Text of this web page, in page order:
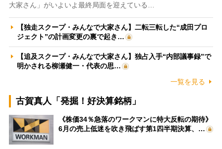
大家さん」がいよいよ最終局面を迎えている…
【独走スクープ・みんなで大家さん】二転三転した“成田プロ
ジェクト”の計画変更の裏で起き…
【追及スクープ・みんなで大家さん】独占入手“内部議事録”で
明かされる柳瀬健一・代表の思…
一覧を見る
古賀真人「発掘！好決算銘柄」
《株価34％急落のワークマンに特大反転の期待》
6月の売上低迷を吹き飛ばす第1四半期決算、…